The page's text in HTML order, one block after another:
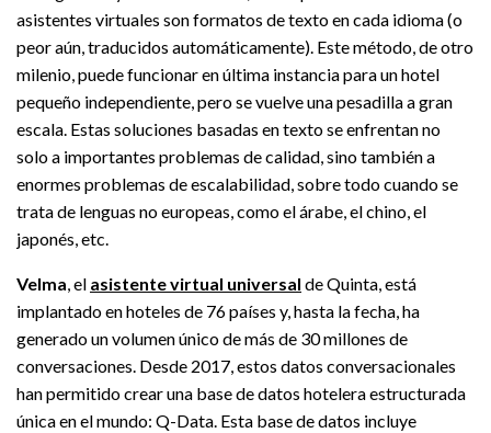
asistentes virtuales son formatos de texto en cada idioma (o
peor aún, traducidos automáticamente). Este método, de otro
milenio, puede funcionar en última instancia para un hotel
pequeño independiente, pero se vuelve una pesadilla a gran
escala. Estas soluciones basadas en texto se enfrentan no
solo a importantes problemas de calidad, sino también a
enormes problemas de escalabilidad, sobre todo cuando se
trata de lenguas no europeas, como el árabe, el chino, el
japonés, etc.
Velma, el asistente virtual universal de Quinta, está
implantado en hoteles de 76 países y, hasta la fecha, ha
generado un volumen único de más de 30 millones de
conversaciones. Desde 2017, estos datos conversacionales
han permitido crear una base de datos hotelera estructurada
única en el mundo: Q-Data. Esta base de datos incluye